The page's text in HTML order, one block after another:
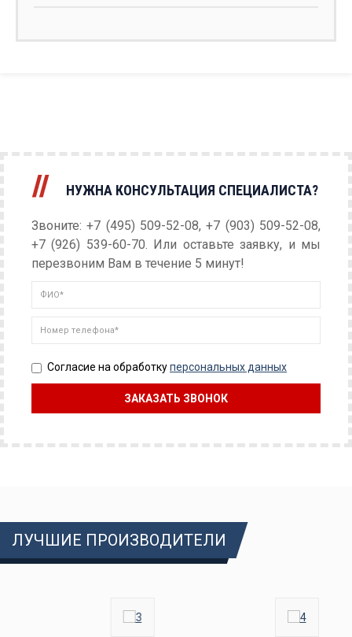
НУЖНА КОНСУЛЬТАЦИЯ СПЕЦИАЛИСТА?
Звоните: +7 (495) 509-52-08, +7 (903) 509-52-08,
+7 (926) 539-60-70. Или оставьте заявку, и мы
перезвоним Вам в течение 5 минут!
Согласие на обработкуперсональных данных
ЛУЧШИЕ ПРОИЗВОДИТЕЛИ